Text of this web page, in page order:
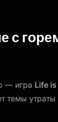
с
— игра Life
темы